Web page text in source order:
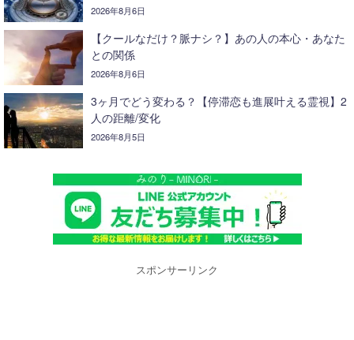
2026年8月6日
【クールなだけ？脈ナシ？】あの人の本心・あなた
との関係
2026年8月6日
3ヶ月でどう変わる？【停滞恋も進展叶える霊視】2
人の距離/変化
2026年8月5日
スポンサーリンク